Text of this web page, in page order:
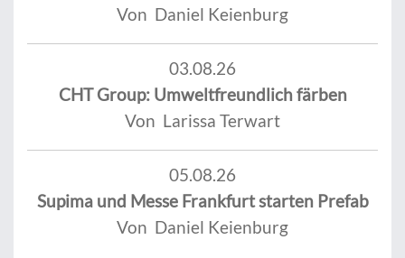
Von Daniel Keienburg
03.08.26
CHT Group: Umweltfreundlich färben
Von Larissa Terwart
05.08.26
Supima und Messe Frankfurt starten Prefab
Von Daniel Keienburg